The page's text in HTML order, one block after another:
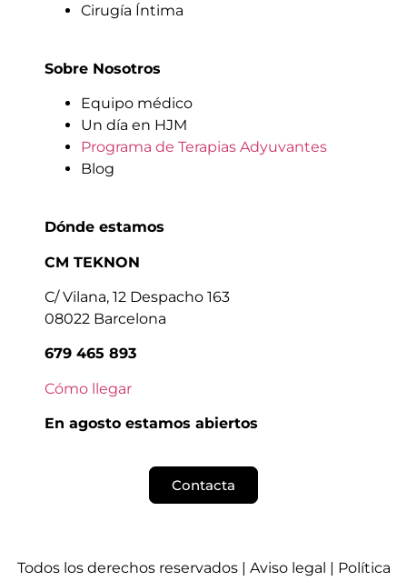
Cirugía Íntima
Sobre Nosotros
Equipo médico
Un día en HJM
Programa de Terapias Adyuvantes
Blog
Dónde estamos
CM TEKNON
C/ Vilana, 12 Despacho 163
08022 Barcelona
679 465 893
Cómo llegar
En agosto estamos abiertos
Contacta
Todos los derechos reservados | Aviso legal | Política